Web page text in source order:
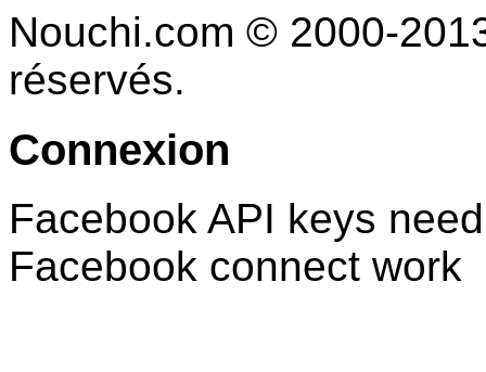
Nouchi.com © 2000-
réservés.
Connexion
Facebook API keys
Facebook connect work